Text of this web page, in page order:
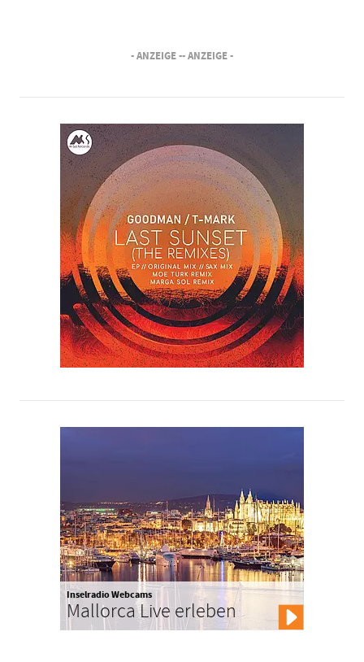
- ANZEIGE -- ANZEIGE -
Inselradio Webcams
Mallorca Live erleben